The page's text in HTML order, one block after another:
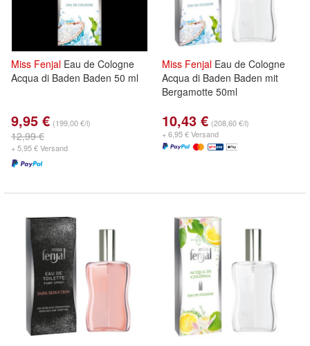
Miss Fenjal Eau de Cologne
Acqua di Baden Baden 50 ml
9,95 € (199,00 €/l)
12,99 €
+ 5,95 € Versand
Miss Fenjal Eau de Cologne
Acqua di Baden Baden mit
Bergamotte 50ml
10,43 € (208,60 €/l)
+ 6,95 € Versand